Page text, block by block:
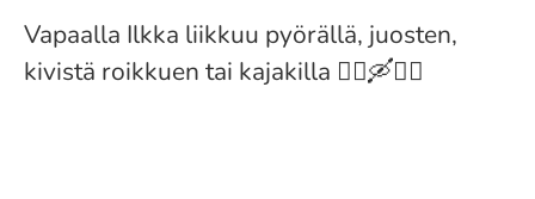
Vapaalla Ilkka liikkuu pyörällä, juosten,
kivistä roikkuen tai kajakilla 🧗‍♂️🛶🚵‍♂️